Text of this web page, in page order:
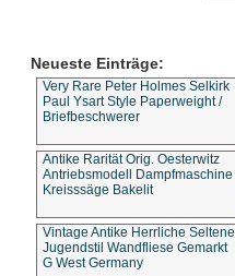
Neueste Einträge:
Very Rare Peter Holmes Selkirk
Paul Ysart Style Paperweight /
Briefbeschwerer
Antike Rarität Orig. Oesterwitz
Antriebsmodell Dampfmaschine
Kreisssäge Bakelit
Vintage Antike Herrliche Seltene
Jugendstil Wandfliese Gemarkt
G West Germany